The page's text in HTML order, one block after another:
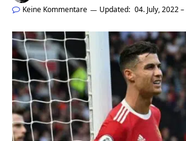
Keine Kommentare
Updated: 04. July, 2022 –